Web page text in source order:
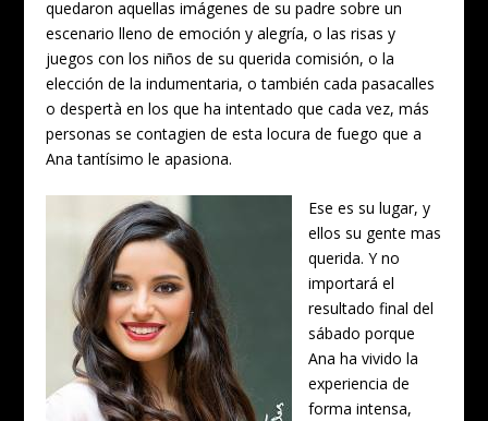
quedaron aquellas imágenes de su padre sobre un
escenario lleno de emoción y alegría, o las risas y
juegos con los niños de su querida comisión, o la
elección de la indumentaria, o también cada pasacalles
o despertà en los que ha intentado que cada vez, más
personas se contagien de esta locura de fuego que a
Ana tantísimo le apasiona.
Ese es su lugar, y
ellos su gente mas
querida. Y no
importará el
resultado final del
sábado porque
Ana ha vivido la
experiencia de
forma intensa,